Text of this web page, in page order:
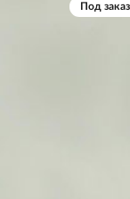
Под заказ